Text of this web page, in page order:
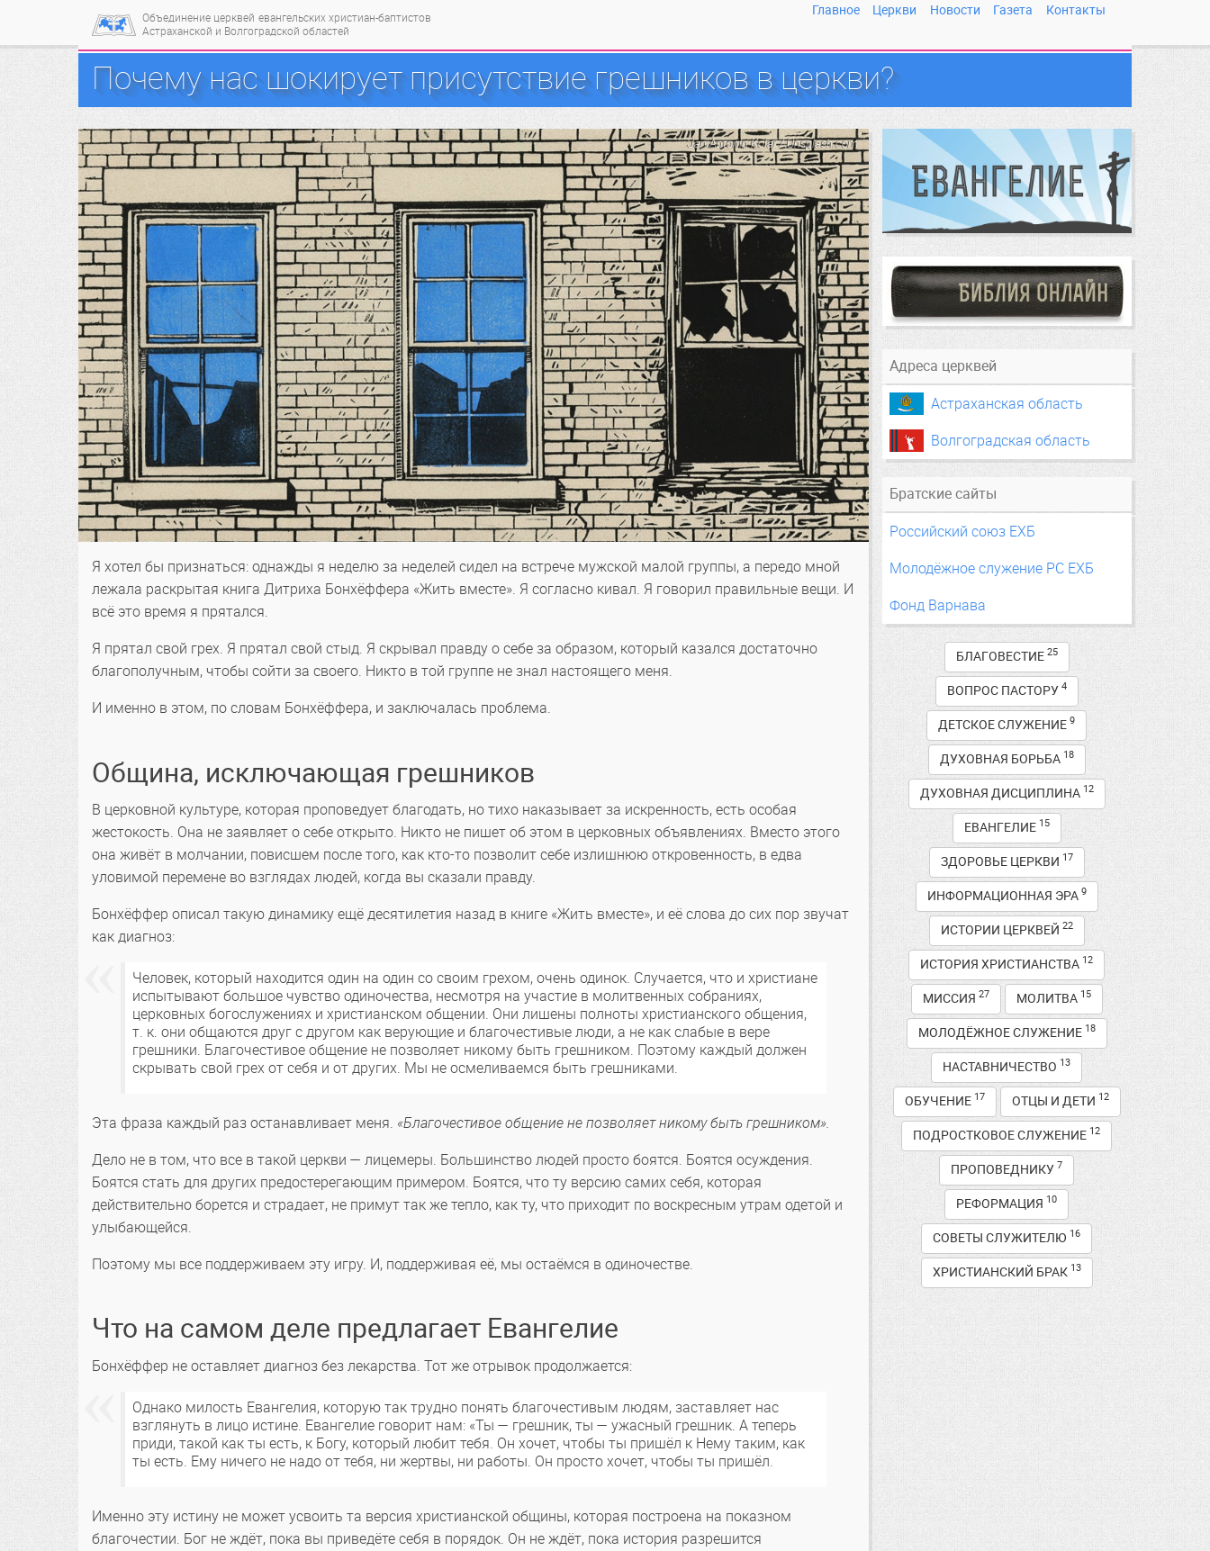
Объединение церквей евангельских христиан-баптистов
Астраханской и Волгоградской областей
Главное Церкви Новости Газета Контакты
Почему нас шокирует присутствие грешников в церкви?
Jan Antonin Kolar / Unsplash.com
Я хотел бы признаться: однажды я неделю за неделей сидел на встрече мужской малой группы, а передо мной
лежала раскрытая книга Дитриха Бонхёффера «Жить вместе». Я согласно кивал. Я говорил правильные вещи. И
всё это время я прятался.
Я прятал свой грех. Я прятал свой стыд. Я скрывал правду о себе за образом, который казался достаточно
благополучным, чтобы сойти за своего. Никто в той группе не знал настоящего меня.
И именно в этом, по словам Бонхёффера, и заключалась проблема.
Община, исключающая грешников
В церковной культуре, которая проповедует благодать, но тихо наказывает за искренность, есть особая
жестокость. Она не заявляет о себе открыто. Никто не пишет об этом в церковных объявлениях. Вместо этого
она живёт в молчании, повисшем после того, как кто-то позволит себе излишнюю откровенность, в едва
уловимой перемене во взглядах людей, когда вы сказали правду.
Бонхёффер описал такую динамику ещё десятилетия назад в книге «Жить вместе», и её слова до сих пор звучат
как диагноз:
Человек, который находится один на один со своим грехом, очень одинок. Случается, что и христиане
испытывают большое чувство одиночества, несмотря на участие в молитвенных собраниях,
церковных богослужениях и христианском общении. Они лишены полноты христианского общения,
т. к. они общаются друг с другом как верующие и благочестивые люди, а не как слабые в вере
грешники. Благочестивое общение не позволяет никому быть грешником. Поэтому каждый должен
скрывать свой грех от себя и от других. Мы не осмеливаемся быть грешниками.
Эта фраза каждый раз останавливает меня. «Благочестивое общение не позволяет никому быть грешником».
Дело не в том, что все в такой церкви — лицемеры. Большинство людей просто боятся. Боятся осуждения.
Боятся стать для других предостерегающим примером. Боятся, что ту версию самих себя, которая
действительно борется и страдает, не примут так же тепло, как ту, что приходит по воскресным утрам одетой и
улыбающейся.
Поэтому мы все поддерживаем эту игру. И, поддерживая её, мы остаёмся в одиночестве.
Что на самом деле предлагает Евангелие
Бонхёффер не оставляет диагноз без лекарства. Тот же отрывок продолжается:
Однако милость Евангелия, которую так трудно понять благочестивым людям, заставляет нас
взглянуть в лицо истине. Евангелие говорит нам: «Ты — грешник, ты — ужасный грешник. А теперь
приди, такой как ты есть, к Богу, который любит тебя. Он хочет, чтобы ты пришёл к Нему таким, как
ты есть. Ему ничего не надо от тебя, ни жертвы, ни работы. Он просто хочет, чтобы ты пришёл.
Именно эту истину не может усвоить та версия христианской общины, которая построена на показном
благочестии. Бог не ждёт, пока вы приведёте себя в порядок. Он не ждёт, пока история разрешится
Адреса церквей
Астраханская область
Волгоградская область
Братские сайты
Российский союз ЕХБ
Молодёжное служение РС ЕХБ
Фонд Варнава
БЛАГОВЕСТИЕ 25
ВОПРОС ПАСТОРУ 4
ДЕТСКОЕ СЛУЖЕНИЕ9
ДУХОВНАЯ БОРЬБА 18
ДУХОВНАЯ ДИСЦИПЛИНА 12
ЕВАНГЕЛИЕ 15
ЗДОРОВЬЕ ЦЕРКВИ 17
ИНФОРМАЦИОННАЯ ЭРА 9
ИСТОРИИ ЦЕРКВЕЙ 22
ИСТОРИЯ ХРИСТИАНСТВА 12
МИССИЯ 27 МОЛИТВА 15
МОЛОДЁЖНОЕ СЛУЖЕНИЕ 18
НАСТАВНИЧЕСТВО 13
ОБУЧЕНИЕ 17 ОТЦЫ И ДЕТИ 12
ПОДРОСТКОВОЕ СЛУЖЕНИЕ 12
ПРОПОВЕДНИКУ 7
РЕФОРМАЦИЯ 10
СОВЕТЫ СЛУЖИТЕЛЮ 16
ХРИСТИАНСКИЙ БРАК 13